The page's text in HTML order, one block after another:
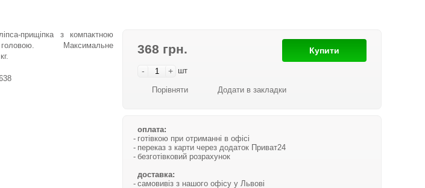
368 грн.
- + шт
Купити
Порівняти Додати в закладки
оплата:
готівкою при отриманні в офісі
переказ з карти через додаток Приват24
безготівковий розрахунок
доставка:
самовивіз з нашого офісу у Львові
прищіпка з компактною
Максимальне